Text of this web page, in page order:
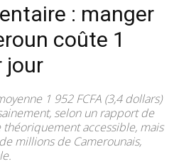
: manger
coûte 1
jour
1 952 FCFA (3,4 dollars)
selon un rapport de
accessible, mais
millions de Camerounais,